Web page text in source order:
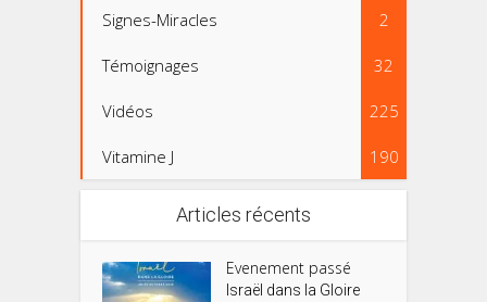
Signes-Miracles 2
Témoignages 32
Vidéos 225
Vitamine J 190
Articles récents
Evenement passé
Israël dans la Gloire